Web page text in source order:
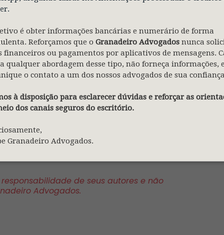
é obter informações bancárias e numerário de forma
Reforçamos que o Granadeiro Advogados nunca
financeiros ou pagamentos por aplicativos de mensagens.
qualquer abordagem desse tipo, não forneça informações, e
o contato a um dos nossos advogados de sua
à disposição para esclarecer dúvidas e reforçar as
dos canais seguros do escritório.
Granadeiro Advogados.
das empresas pelo dano moral e a
considerando a participação
Paulo, 29.04.2026
é de inteira responsabilidade de seus
legal de Granadeiro Advogados.
de seus autores e não
Advogados.